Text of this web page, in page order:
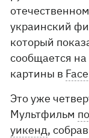
украинский
который
сообщается
картины в
Это уже
Мультфильм
уикенд,